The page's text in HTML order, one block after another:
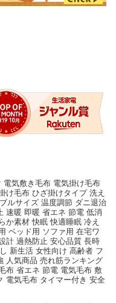
電気敷き毛布 電気掛け毛布
け毛布 ひざ掛けタイプ 洗え
ルサイズ 温度調節 ダニ退治
速暖 即暖 省エネ 節電 低消
か素材 快眠 快適睡眠 冷え
ベッド用 ソファ用 在宅ワ
計 過熱防止 安心品質 長時
新生活 女性向け 高齢者 フ
人気商品 売れ筋ランキング
布 省エネ 節電 電気毛布 敷
電気毛布 タイマー付き 安全